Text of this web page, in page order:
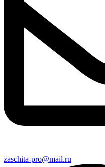
zaschita-pro@mail.ru